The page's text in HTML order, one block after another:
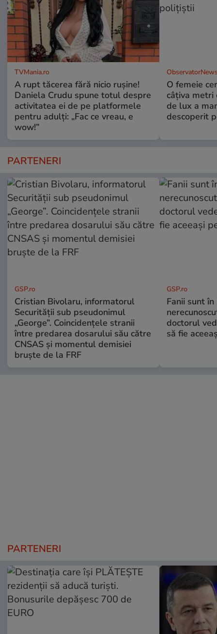
TVMania.ro
A rupt tăcerea fără nicio rușine!
Daniela Crudu spune totul despre
activitatea ei de pe platformele
pentru adulți: „Fac ce vreau, e
wow!”
O femeie
câţiva metri
de lux a
descoperit
PARTENERI
GSP.ro
Cristian Bivolaru, informatorul
Securității sub pseudonimul
„George”. Coincidențele stranii
între predarea dosarului său către
CNSAS și momentul demisiei
bruște de la FRF
GSP.ro
Fanii sunt în
doctorul
să fie
PARTENERI